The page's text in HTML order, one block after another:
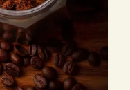
moulus des
Allemagne,
d'Origines
et bien d’autres.
torréfacteur
ou français.